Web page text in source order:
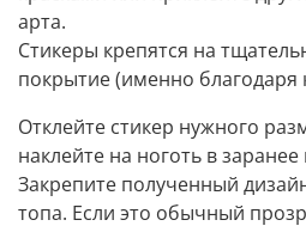
арта.
Стикеры крепятся на
покрытие (именно благодаря
Отклейте стикер нужного
наклейте на ноготь в
Закрепите полученный
топа. Если это обычный